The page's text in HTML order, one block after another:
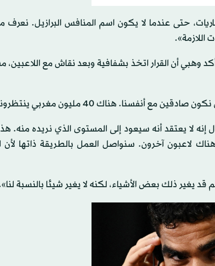
حتى عندما لا يكون اسم المنافس البرازيل. نعرف
وهبي أن القرار اتخذ بشفافية وبعد نقاش مع اللاعبين،
هناك 40 مليون مغربي ينتظروننا».
إنه لا يعتقد أنه سيعود إلى المستوى الذي نريده منه.
لاعبون آخرون. سنواصل العمل بالطريقة ذاتها لأن
قد يغير ذلك بعض الأشياء، لكنه لا يغير شيئا بالنسبة